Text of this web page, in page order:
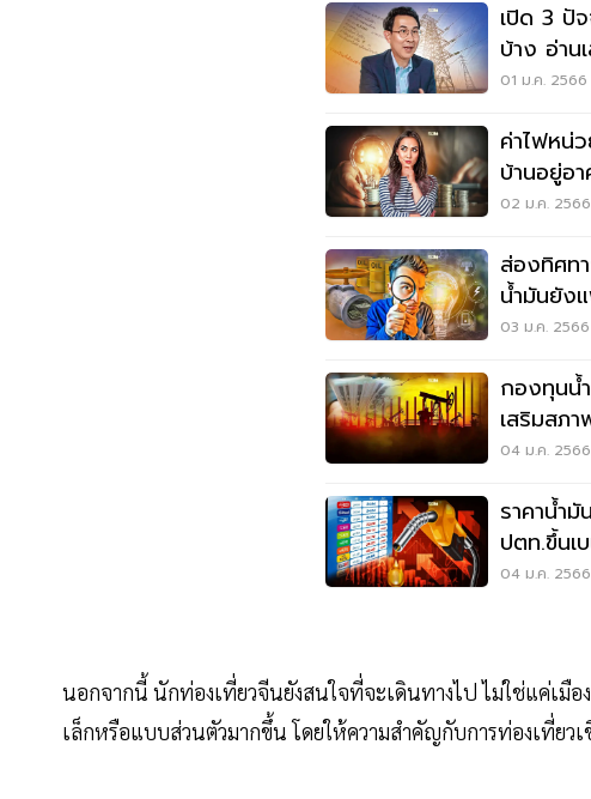
เปิด 3 ปั
บ้าง อ่าน
01 ม.ค.
ค่าไฟหน่
บ้านอยู่อ
02 ม.ค.
ส่องทิศท
น้ำมันยัง
ไหร่
03 ม.ค.
กองทุนน้
เสริมสภ
04 ม.ค.
ราคาน้ำ
ปตท.ขึ้นเบนซิน 60 สต.
กี่บาท
04 ม.ค.
นอกจากนี้ นักท่องเที่ยวจีนยังสนใจที่จะเดินทางไป ไม่ใช่แค่เมื
เล็กหรือแบบส่วนตัวมากขึ้น โดยให้ความสำคัญกับการท่องเที่ยว